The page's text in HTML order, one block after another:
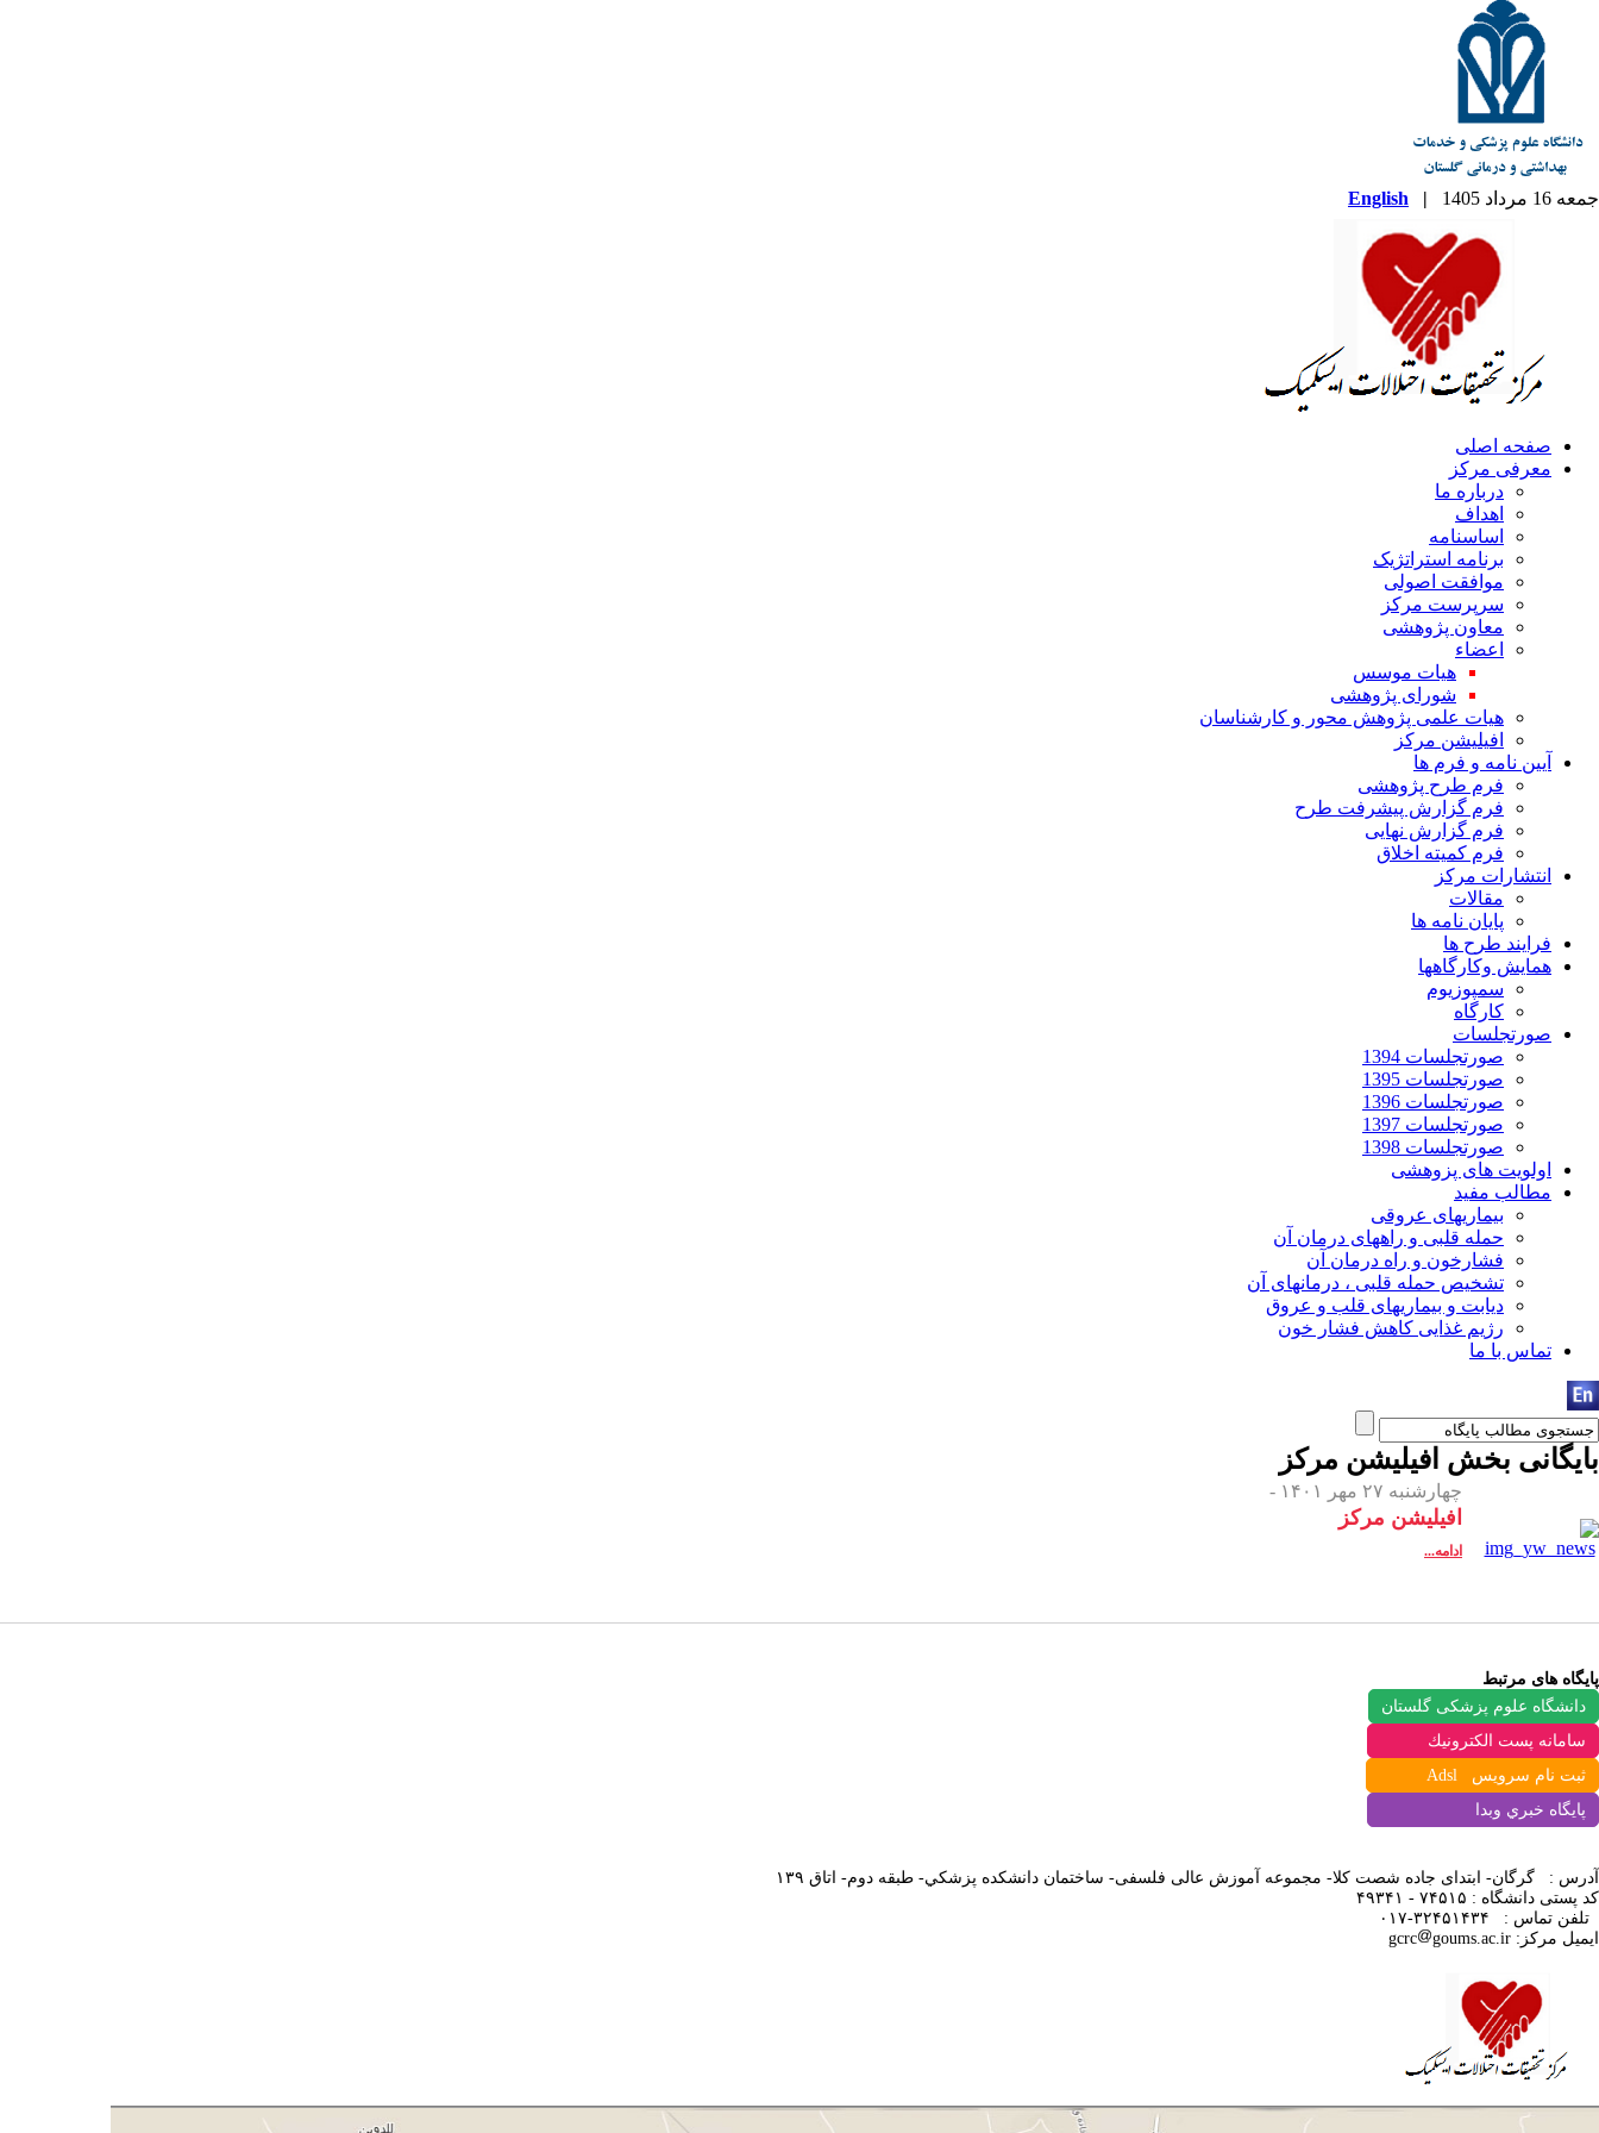
جمعه 16 مرداد 1405 |
English
صفحه اصلی
معرفی مرکز
درباره ما
اهداف
اساسنامه
برنامه استراتژیک
موافقت اصولی
سرپرست مرکز
معاون پژوهشی
اعضاء
هیات موسس
شورای پژوهشی
هیات علمی پژوهش محور و کارشناسان
افیلیشن مرکز
آیین نامه و فرم ها
فرم طرح پژوهشی
فرم گزارش پیشرفت طرح
فرم گزارش نهایی
فرم کمیته اخلاق
انتشارات مرکز
مقالات
پایان نامه ها
فرایند طرح ها
همایش وکارگاهها
سمپوزیوم
کارگاه
صورتجلسات
صورتجلسات 1394
صورتجلسات 1395
صورتجلسات 1396
صورتجلسات 1397
صورتجلسات 1398
اولویت های پزوهشی
مطالب مفید
بیماریهای عروقی
حمله قلبی و راههای درمان آن
فشارخون و راه درمان آن
تشخیص حمله قلبی ، درمانهای آن
دیابت و بیماریهای قلب و عروق
رژیم غذایی کاهش فشار خون
تماس با ما
بایگانی بخش افیلیشن مرکز
چهارشنبه ۲۷ مهر ۱۴۰۱ -
افیلیشن مرکز
ادامه...
پایگاه های مرتبط
دانشگاه علوم پزشکی گلستان
سامانه پست الكترونيك
ثبت نام سرویس Adsl
پايگاه خبري وبدا
آدرس : گرگان- ابتدای جاده شصت کلا- مجموعه آموزش عالی فلسفی- ساختمان دانشکده پزشکي- طبقه دوم- اتاق ۱۳۹
کد پستی دانشگاه : ۷۴۵۱۵ - ۴۹۳۴۱
تلفن تماس :
ایمیل مرکز:
gcrc goums.ac.ir